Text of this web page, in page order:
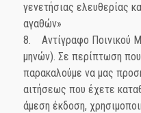
γενετήσιας ελευθερίας
αγαθών»
8. Αντίγραφο Ποινικού
μηνών). Σε περίπτωση που
παρακαλούμε να μας
αιτήσεως που έχετε
άμεση έκδοση,